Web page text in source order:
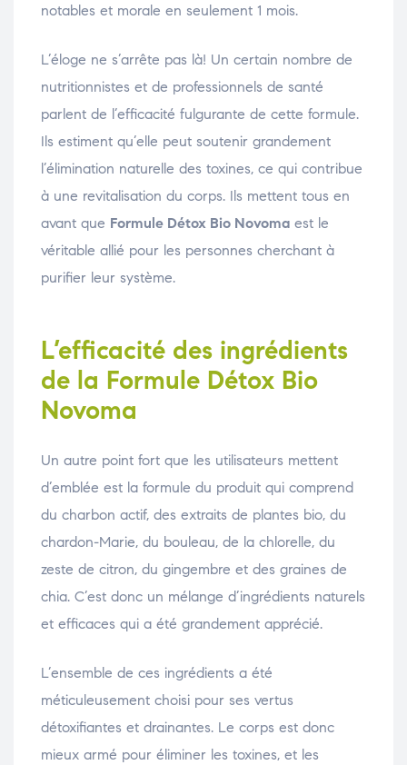
notables et morale en seulement 1 mois.
L’éloge ne s’arrête pas là! Un certain nombre de
nutritionnistes et de professionnels de santé
parlent de l’efficacité fulgurante de cette formule.
Ils estiment qu’elle peut soutenir grandement
l’élimination naturelle des toxines, ce qui contribue
à une revitalisation du corps. Ils mettent tous en
avant que Formule Détox Bio Novoma est le
véritable allié pour les personnes cherchant à
purifier leur système.
L’efficacité des ingrédients
de la Formule Détox Bio
Novoma
Un autre point fort que les utilisateurs mettent
d’emblée est la formule du produit qui comprend
du charbon actif, des extraits de plantes bio, du
chardon-Marie, du bouleau, de la chlorelle, du
zeste de citron, du gingembre et des graines de
chia. C’est donc un mélange d’ingrédients naturels
et efficaces qui a été grandement apprécié.
L’ensemble de ces ingrédients a été
méticuleusement choisi pour ses vertus
détoxifiantes et drainantes. Le corps est donc
mieux armé pour éliminer les toxines, et les